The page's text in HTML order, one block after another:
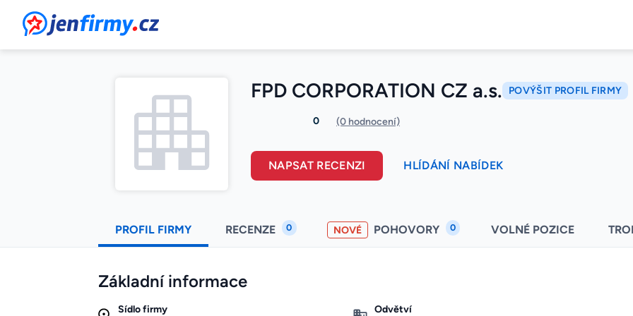
JenFirmy.cz
FPD CORPORATION CZ a.s. POVÝŠIT PROFIL FIRMY
0 (0 hodnocení)
NAPSAT RECENZI HLÍDÁNÍ NABÍDEK
PROFIL FIRMY RECENZE 0 NOVÉ POHOVORY 0 VOLNÉ POZICE
Základní informace
Sídlo firmy Odvětví